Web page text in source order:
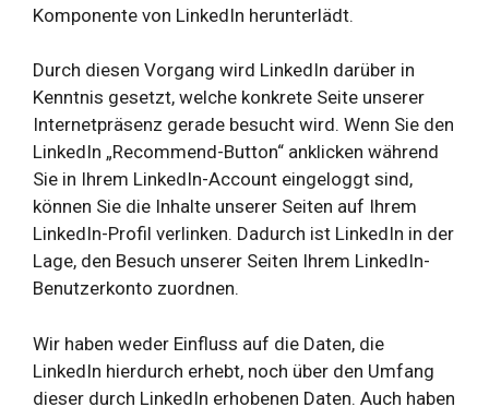
Komponente von LinkedIn herunterlädt.
Durch diesen Vorgang wird LinkedIn darüber in
Kenntnis gesetzt, welche konkrete Seite unserer
Internetpräsenz gerade besucht wird. Wenn Sie den
LinkedIn „Recommend-Button“ anklicken während
Sie in Ihrem LinkedIn-Account eingeloggt sind,
können Sie die Inhalte unserer Seiten auf Ihrem
LinkedIn-Profil verlinken. Dadurch ist LinkedIn in der
Lage, den Besuch unserer Seiten Ihrem LinkedIn-
Benutzerkonto zuordnen.
Wir haben weder Einfluss auf die Daten, die
LinkedIn hierdurch erhebt, noch über den Umfang
dieser durch LinkedIn erhobenen Daten. Auch haben